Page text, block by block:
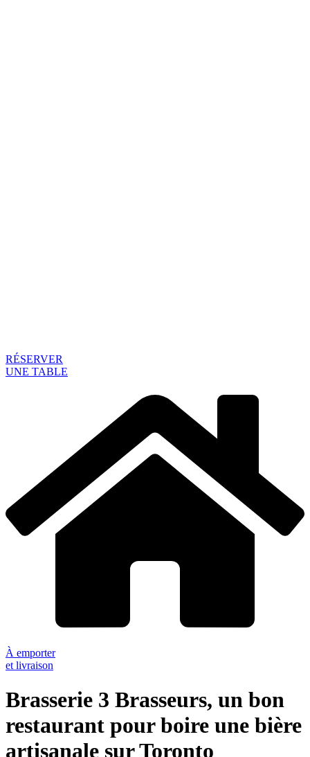
RÉSERVER
UNE TABLE
À emporter
et livraison
Brasserie 3 Brasseurs, un bon
restaurant pour boire une bière
artisanale sur Toronto